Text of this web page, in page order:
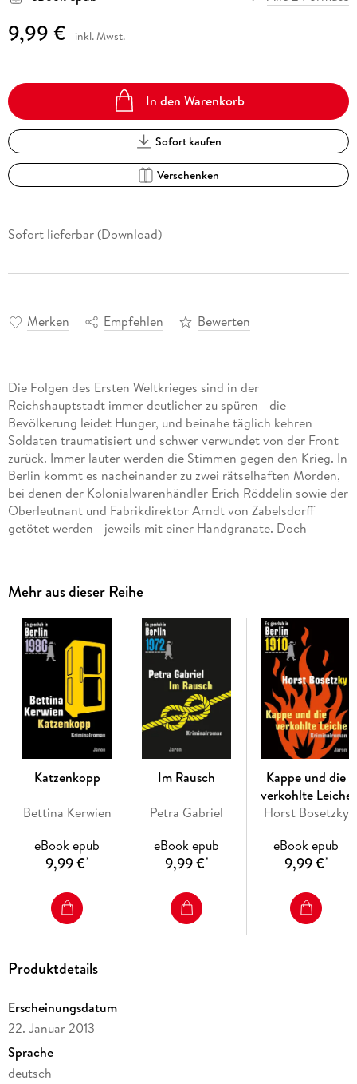
9,99 € inkl. Mwst.
In den Warenkorb
Sofort kaufen
Verschenken
Sofort lieferbar (Download)
Merken Empfehlen Bewerten
Die Folgen des Ersten Weltkrieges sind in der
Reichshauptstadt immer deutlicher zu spüren - die
Bevölkerung leidet Hunger, und beinahe täglich kehren
Soldaten traumatisiert und schwer verwundet von der Front
zurück. Immer lauter werden die Stimmen gegen den Krieg. In
Berlin kommt es nacheinander zu zwei rätselhaften Morden,
bei denen der Kolonialwarenhändler Erich Röddelin sowie der
Oberleutnant und Fabrikdirektor Arndt von Zabelsdorff
getötet werden - jeweils mit einer Handgranate. Doch
Mehr aus dieser Reihe
Katzenkopp
Bettina Kerwien
eBook epub
9,99 €*
Im Rausch
Petra Gabriel
eBook epub
9,99 €*
Kappe und die
verkohlte Leiche
Horst Bosetzky
eBook epub
9,99 €*
Produktdetails
Erscheinungsdatum
22. Januar 2013
Sprache
deutsch